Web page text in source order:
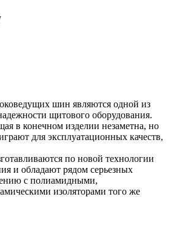
шин являются одной из
щитового оборудования.
в конечном изделии незаметна, но
для эксплуатационных качеств,
по новой технологии
и обладают рядом серьезных
с полиамидными,
изоляторами того же